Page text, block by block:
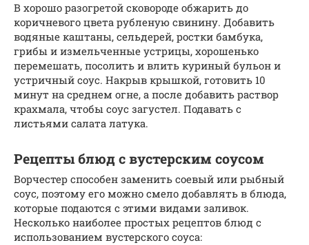
В хорошо разогретой сковороде обжарить до
коричневого цвета рубленую свинину. Добавить
водяные каштаны, сельдерей, ростки бамбука,
грибы и измельченные устрицы, хорошенько
перемешать, посолить и влить куриный бульон и
устричный соус. Накрыв крышкой, готовить 10
минут на среднем огне, а после добавить раствор
крахмала, чтобы соус загустел. Подавать с
листьями салата латука.
Рецепты блюд с вустерским соусом
Ворчестер способен заменить соевый или рыбный
соус, поэтому его можно смело добавлять в блюда,
которые подаются с этими видами заливок.
Несколько наиболее простых рецептов блюд с
использованием вустерского соуса: